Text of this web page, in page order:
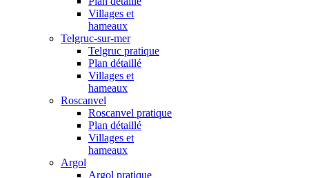
Villages et
hameaux
Telgruc-sur-mer
Telgruc pratique
Plan détaillé
Villages et
hameaux
Roscanvel
Roscanvel pratique
Plan détaillé
Villages et
hameaux
Argol
Argol pratique